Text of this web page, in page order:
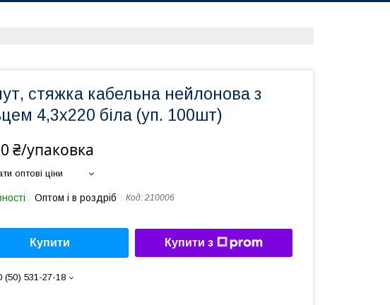
стяжка кабельна нейлонова з
4,3х220 біла (уп. 100шт)
₴/упаковка
оптові ціни
Оптом і в роздріб Код: 210006
Купити Купити з
(50) 531-27-18